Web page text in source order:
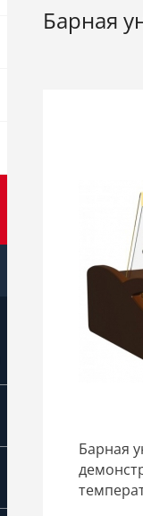
Барная
Барная